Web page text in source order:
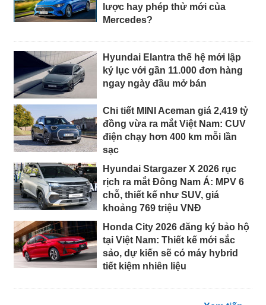
lược hay phép thử mới của
Mercedes?
Hyundai Elantra thế hệ mới lập
kỷ lục với gần 11.000 đơn hàng
ngay ngày đầu mở bán
Chi tiết MINI Aceman giá 2,419 tỷ
đồng vừa ra mắt Việt Nam: CUV
điện chạy hơn 400 km mỗi lần
sạc
Hyundai Stargazer X 2026 rục
rịch ra mắt Đông Nam Á: MPV 6
chỗ, thiết kế như SUV, giá
khoảng 769 triệu VNĐ
Honda City 2026 đăng ký bảo hộ
tại Việt Nam: Thiết kế mới sắc
sảo, dự kiến sẽ có máy hybrid
tiết kiệm nhiên liệu